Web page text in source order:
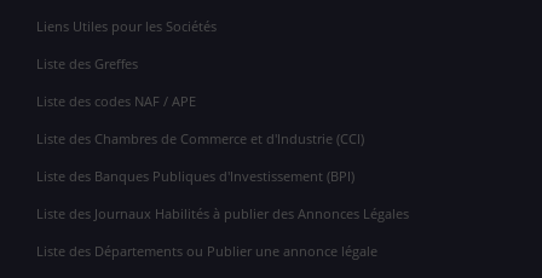
Liens Utiles pour les Sociétés
Liste des Greffes
Liste des codes NAF / APE
Liste des Chambres de Commerce et d'Industrie (CCI)
Liste des Banques Publiques d'Investissement (BPI)
Liste des Journaux Habilités à publier des Annonces Légales
Liste des Départements ou Publier une annonce légale